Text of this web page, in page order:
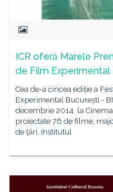
ICR oferă Marele
de Film Experimental
Cea de-a cincea ediție a
Experimental București -
decembrie 2014, la
proiectate 76 de filme,
de țări. Institutul